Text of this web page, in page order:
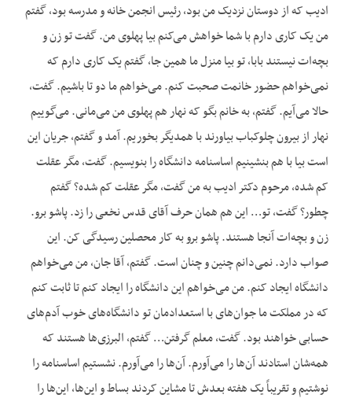
ادیب که از دوستان نزدیک من بود، رئیس انجمن خانه و مدرسه بود، گفتم
من یک کاری دارم با شما خواهش می‌کنم بیا پهلوی من. گفت تو زن و
بچه‌ات نیستند بابا، تو بیا منزل ما همین جا، گفتم یک کاری دارم که
نمی‌خواهم حضور خانمت صحبت کنم. می‌خواهم ما دو تا باشیم. گفت،
حالا می‌آیم. گفتم، به خانم بگو که نهار هم پهلوی من می‌مانی. می‌گوییم
نهار از بیرون چلوکباب بیاورند با همدیگر بخوریم. آمد و گفتم، جریان این
است بیا با هم بنشینیم اساسنامه دانشگاه را بنویسیم. گفت، مگر عقلت
کم شده، مرحوم دکتر ادیب به من گفت، مگر عقلت کم شده؟ گفتم
چطور؟ گفت، تو… این هم همان حرف آقای قدس نخعی را زد. پاشو برو.
زن و بچه‌ات آنجا هستند. پاشو برو به کار محصلین رسیدگی کن. این
صواب دارد. نمی‌دانم چنین و چنان است. گفتم، آقا جان، من می‌خواهم
دانشگاه ایجاد کنم. من می‌خواهم این دانشگاه را ایجاد کنم تا ثابت کنم
که در مملکت ما جوان‌های با استعدادمان تو دانشگاه‌های خوب آدم‌های
حسابی خواهند بود. گفت، معلم گرفتن… گفتم، البرزی‌ها هستند که
همه‌شان استادند آن‌ها را می‌آورم. آن‌ها را می‌آورم. نشستیم اساسنامه را
نوشتیم و تقریباً یک هفته بعدش تا مشاین کردند بساط و این‌ها، این‌ها را